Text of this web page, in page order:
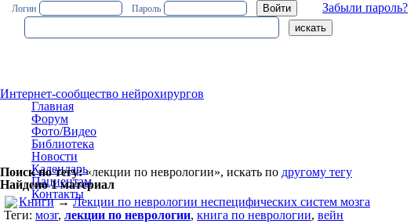
Логин Пароль Забыли пароль?
Интернет-сообщество нейрохирургов
Главная
Форум
Фото/Видео
Библиотека
Новости
Календарь
Пациентам
Контакты
Поиск по тегу:«лекции по неврологии», искать по другому тегу
Найдено 1 материал
Книги→Лекции по неврологии неспецифических систем мозга
Теги: мозг, лекции по неврологии, книга по неврологии, вейн